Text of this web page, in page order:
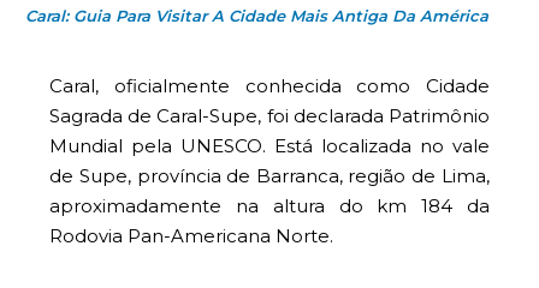
Caral: Guia Para Visitar A Cidade Mais Antiga Da América
Caral, oficialmente conhecida como Cidade
Sagrada de Caral-Supe, foi declarada Patrimônio
Mundial pela UNESCO. Está localizada no vale
de Supe, província de Barranca, região de Lima,
aproximadamente na altura do km 184 da
Rodovia Pan-Americana Norte.